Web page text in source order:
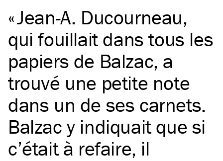
Jean-A. Ducourneau,
qui fouillait dans tous les
papiers de Balzac, a
trouvé une petite note
dans un de ses carnets.
Balzac y indiquait que si
c’était à refaire, il